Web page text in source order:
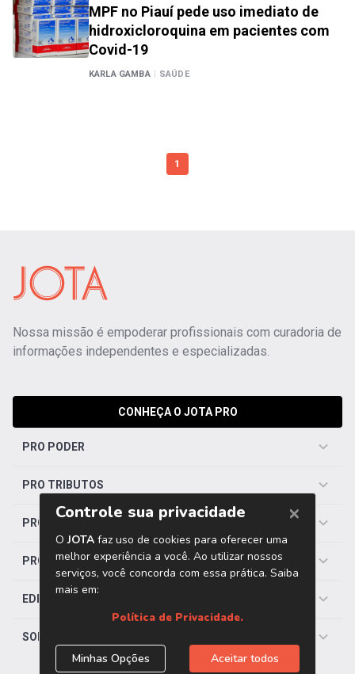
MPF no Piauí pede uso imediato de
hidroxicloroquina em pacientes com
Covid-19
KARLA GAMBA | SAÚDE
1
Nossa missão é empoderar profissionais com curadoria de
informações independentes e especializadas.
CONHEÇA O JOTA PRO
PRO PODER
PRO TRIBUTOS
PRO TRABALHISTA
PRO SAÚDE
EDITORIAS
SOBRE O JOTA